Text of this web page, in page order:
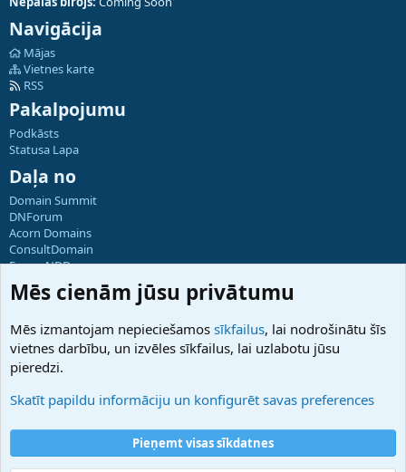
Navigācija
Mājas
Vietnes karte
RSS
Pakalpojumu
Podkāsts
Statusa Lapa
Daļa no
Domain Summit
DNForum
Acorn Domains
ConsultDomain
ForumNDD
Domainforum.ro
27.be
Hostmaria
Atbalsts
Palīdzība
Noteikumi un nosacījumi
Privātuma politika
Mēs cienām jūsu privātumu
Mēs izmantojam nepieciešamos sīkfailus, lai nodrošinātu šīs
vietnes darbību, un izvēles sīkfailus, lai uzlabotu jūsu
pieredzi.
Skatīt papildu informāciju un konfigurēt savas preferences
Pieņemt visas sīkdatnes